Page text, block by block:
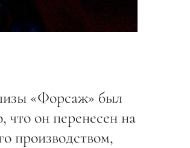
«Форсаж» был
что он перенесен на
производством,